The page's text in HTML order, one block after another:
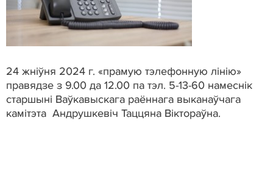
24 жніўня 2024 г. «прамую тэлефонную лінію»
правядзе з 9.00 да 12.00 па тэл. 5-13-60 намеснік
старшыні Ваўкавыскага раённага выканаўчага
камітэта Андрушкевіч Таццяна Віктораўна.